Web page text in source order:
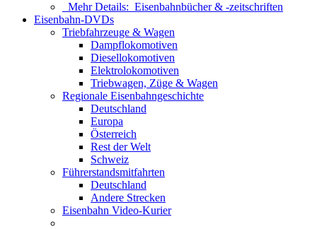
Mehr Details: Eisenbahnbücher & -zeitschriften
Eisenbahn-DVDs
Triebfahrzeuge & Wagen
Dampflokomotiven
Diesellokomotiven
Elektrolokomotiven
Triebwagen, Züge & Wagen
Regionale Eisenbahngeschichte
Deutschland
Europa
Österreich
Rest der Welt
Schweiz
Führerstandsmitfahrten
Deutschland
Andere Strecken
Eisenbahn Video-Kurier